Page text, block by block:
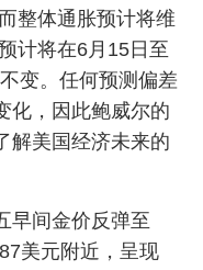
整体通胀预计将维
计将在6月15日至
变。任何预测偏差
化，因此鲍威尔的
解美国经济未来的
早间金价反弹至
美元附近，呈现